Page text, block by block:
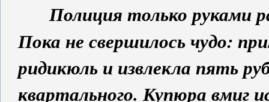
Полиция только руками
Пока не свершилось чудо:
ридикюль и извлекла пять
квартального. Купюра вмиг